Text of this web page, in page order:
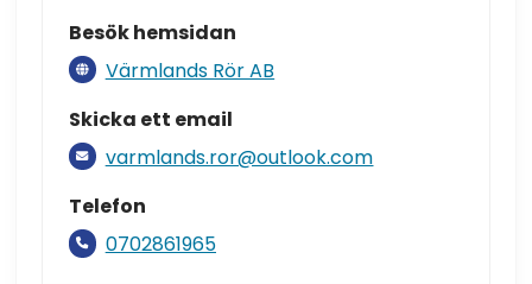
Besök hemsidan
Värmlands Rör AB
Skicka ett email
varmlands.ror@outlook.com
Telefon
0702861965